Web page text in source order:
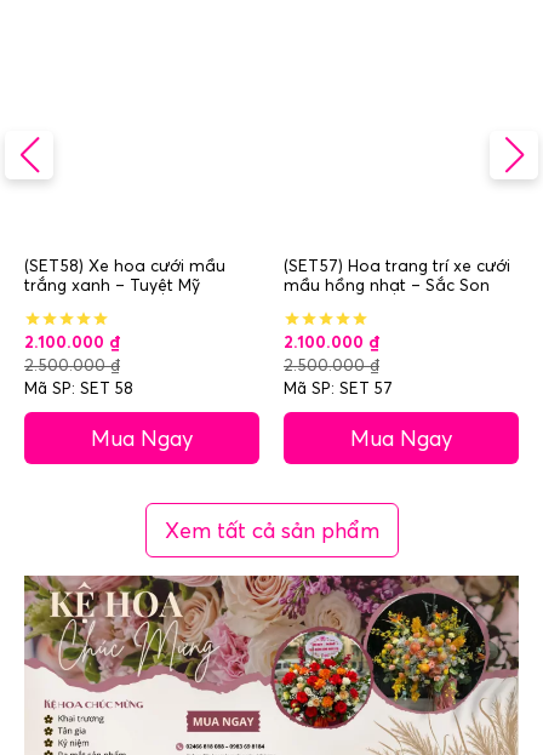
(SET58) Xe hoa cưới mầu
trắng xanh – Tuyệt Mỹ
2.100.000 ₫
2.500.000₫
Mã SP: SET 58
Mua Ngay
(SET57) Hoa trang trí xe cưới
mầu hồng nhạt – Sắc Son
2.100.000 ₫
2.500.000₫
Mã SP: SET 57
Mua Ngay
Xem tất cả sản phẩm